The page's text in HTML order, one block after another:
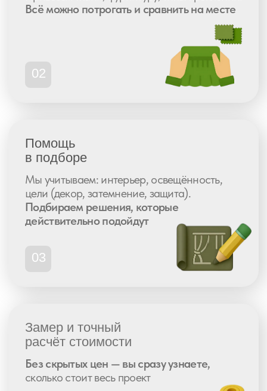
Наши
реализованные
проекты
Показываем, как шторы Fabryka
решают задачи клиентов—
в интерьере, а не в теории